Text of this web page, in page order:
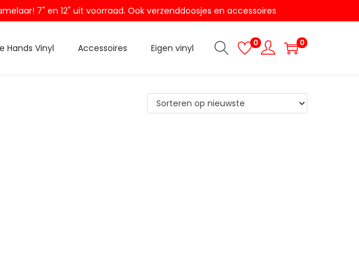
7" en 12" uit voorraad. Ook verzenddoosjes en accessoires
Hands Vinyl Accessoires Eigen vinyl 0 0